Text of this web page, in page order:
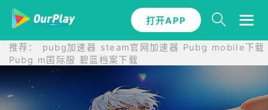
打开APP
推荐： pubg加速器 steam官网加速器 Pubg mobile下载
Pubg m国际服 碧蓝档案下载
打开APP